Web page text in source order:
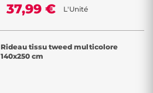
37,99 € L'Unité
Rideau tissu tweed multicolore
140x250 cm